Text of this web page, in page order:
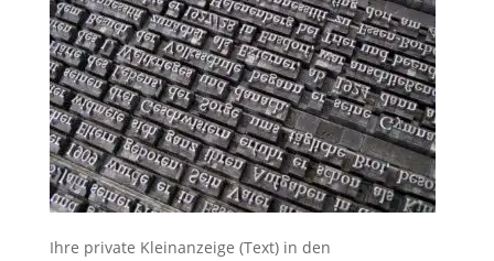
Ihre private Kleinanzeige (Text) in den